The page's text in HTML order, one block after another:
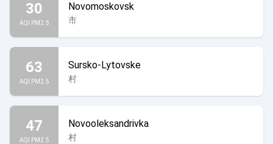
30
AQI PM2.5
Novomoskovsk
市
63
AQI PM2.5
Sursko-Lytovske
村
47
AQI PM2.5
Novooleksandrivka
村